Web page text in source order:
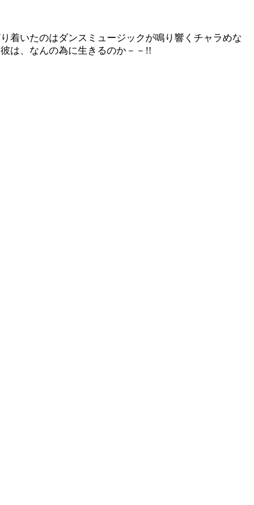
着いたのはダンスミュージックが鳴り響くチャラめな
は、なんの為に生きるのか－－!!